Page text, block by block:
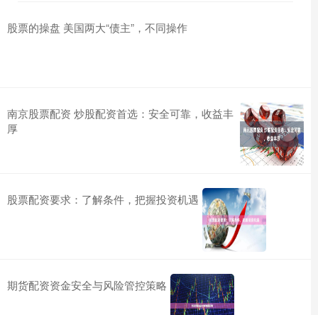
股票的操盘 美国两大“债主”，不同操作
南京股票配资 炒股配资首选：安全可靠，收益丰
厚
股票配资要求：了解条件，把握投资机遇
期货配资资金安全与风险管控策略